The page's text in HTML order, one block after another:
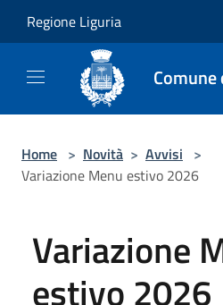
Regione Liguria
Home > Novità > Avvisi >
Variazione Menu estivo 2026
Variazione
estivo 2026